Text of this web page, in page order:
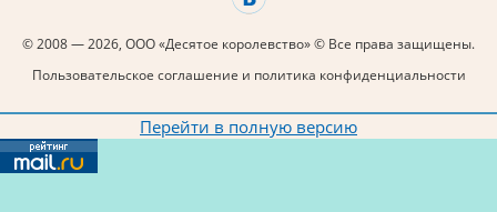
© 2008 — 2026, ООО «Десятое королевство» © Все права защищены.
Пользовательское соглашение и политика конфиденциальности
Перейти в полную версию